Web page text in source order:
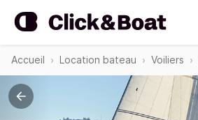
Accueil Location bateau Voiliers